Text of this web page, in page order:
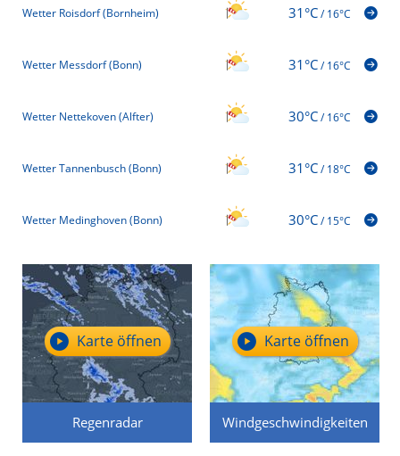
Wetter Roisdorf (Bornheim) 31°C/16°C
Wetter Messdorf (Bonn) 31°C/16°C
Wetter Nettekoven (Alfter) 30°C/16°C
Wetter Tannenbusch (Bonn) 31°C/18°C
Wetter Medinghoven (Bonn) 30°C/15°C
Regenradar
Karte öffnen
Windgeschwindigkeiten
Karte öffnen